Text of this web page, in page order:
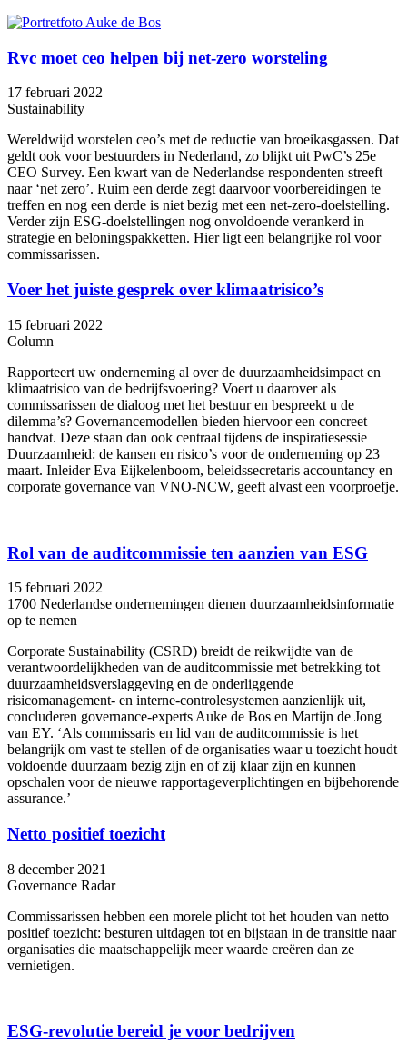
Rvc moet ceo helpen bij net-zero worsteling
17 februari 2022
Sustainability
Wereldwijd worstelen ceo’s met de reductie van broeikasgassen. Dat
geldt ook voor bestuurders in Nederland, zo blijkt uit PwC’s 25e
CEO Survey. Een kwart van de Nederlandse respondenten streeft
naar ‘net zero’. Ruim een derde zegt daarvoor voorbereidingen te
treffen en nog een derde is niet bezig met een net-zero-doelstelling.
Verder zijn ESG-doelstellingen nog onvoldoende verankerd in
strategie en beloningspakketten. Hier ligt een belangrijke rol voor
commissarissen.
Voer het juiste gesprek over klimaatrisico’s
15 februari 2022
Column
Rapporteert uw onderneming al over de duurzaamheidsimpact en
klimaatrisico van de bedrijfsvoering? Voert u daarover als
commissarissen de dialoog met het bestuur en bespreekt u de
dilemma’s? Governancemodellen bieden hiervoor een concreet
handvat. Deze staan dan ook centraal tijdens de inspiratiesessie
Duurzaamheid: de kansen en risico’s voor de onderneming op 23
maart. Inleider Eva Eijkelenboom, beleidssecretaris accountancy en
corporate governance van VNO-NCW, geeft alvast een voorproefje.
Rol van de auditcommissie ten aanzien van ESG
15 februari 2022
1700 Nederlandse ondernemingen dienen duurzaamheidsinformatie
op te nemen
Corporate Sustainability (CSRD) breidt de reikwijdte van de
verantwoordelijkheden van de auditcommissie met betrekking tot
duurzaamheidsverslaggeving en de onderliggende
risicomanagement- en interne-controlesystemen aanzienlijk uit,
concluderen governance-experts Auke de Bos en Martijn de Jong
van EY. ‘Als commissaris en lid van de auditcommissie is het
belangrijk om vast te stellen of de organisaties waar u toezicht houdt
voldoende duurzaam bezig zijn en of zij klaar zijn en kunnen
opschalen voor de nieuwe rapportageverplichtingen en bijbehorende
assurance.’
Netto positief toezicht
8 december 2021
Governance Radar
Commissarissen hebben een morele plicht tot het houden van netto
positief toezicht: besturen uitdagen tot en bijstaan in de transitie naar
organisaties die maatschappelijk meer waarde creëren dan ze
vernietigen.
ESG-revolutie bereid je voor bedrijven